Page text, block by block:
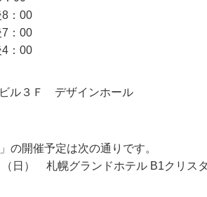
：00
：00
：00
ル３Ｆ デザインホール
の開催予定は次の通りです。
日） 札幌グランドホテル B1クリス